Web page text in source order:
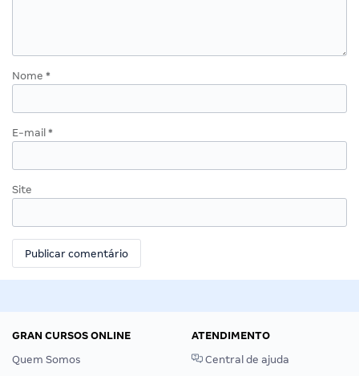
Nome *
E-mail *
Site
GRAN CURSOS ONLINE
Quem Somos
ATENDIMENTO
Central de ajuda